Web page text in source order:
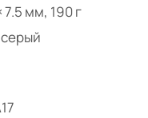
7.5 мм, 190 г